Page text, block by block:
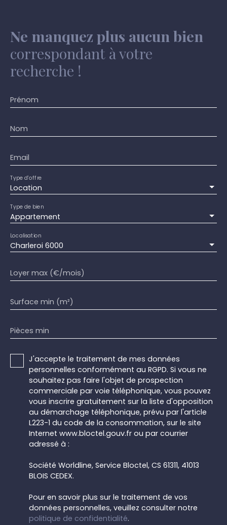
Ne manquez plus aucun bien
correspondant à votre
recherche !
Prénom
Nom
Email
Location
Type d'offre
Appartement
Type de bien
Charleroi 6000
Localisation
Loyer max (€/mois)
Surface min (m²)
Pièces min
J'accepte le traitement de mes données
personnelles conformément au RGPD. Si vous ne
souhaitez pas faire l'objet de prospection
commerciale par voie téléphonique, vous pouvez
vous inscrire gratuitement sur la liste d'opposition
au démarchage téléphonique, prévu par l'article
L223-1 du code de la consommation, sur le site
Internet www.bloctel.gouv.fr ou par courrier
adressé à :
Société Worldline, Service Bloctel, CS 61311, 41013
BLOIS CEDEX.
Pour en savoir plus sur le traitement de vos
données personnelles, veuillez consulter notre
politique de confidentialité.